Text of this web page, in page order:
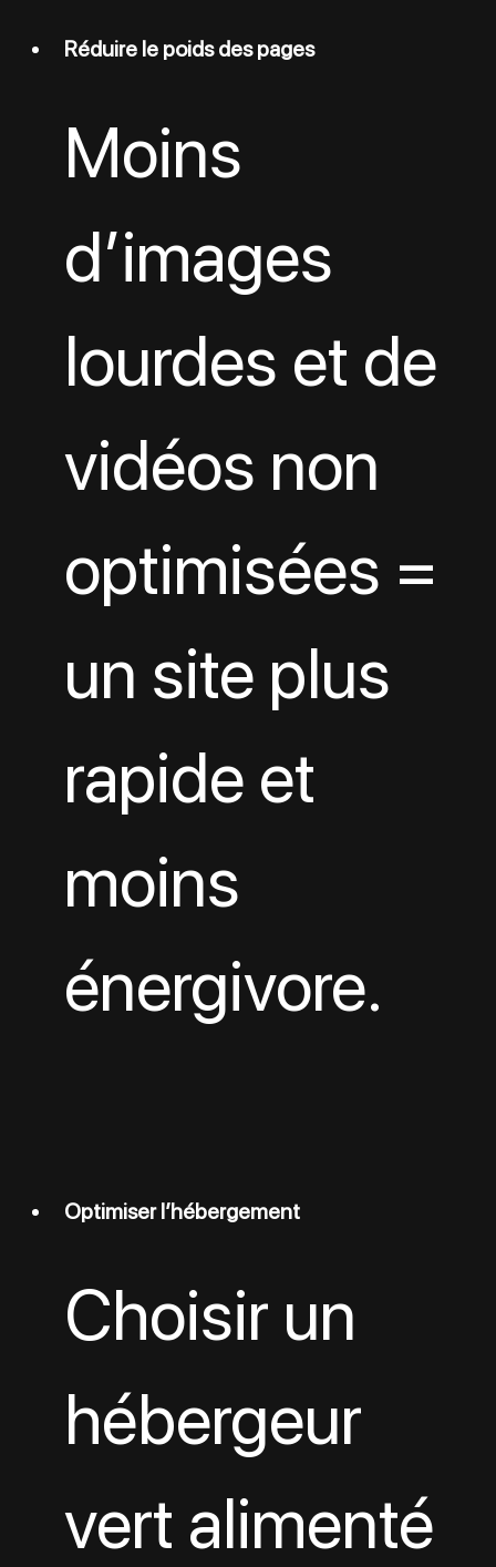
Réduire le poids des pages
Moins
d’images
lourdes et de
vidéos non
optimisées =
un site plus
rapide et
moins
énergivore.
Optimiser l’hébergement
Choisir un
hébergeur
vert alimenté